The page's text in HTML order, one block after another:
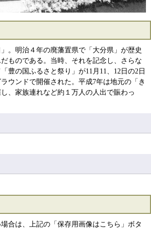
。明治４年の廃藩置県で「大分県」が歴史
ものである。当時、それを記念し、さらな
豊の国ふるさと祭り」が11月11、12日の2日
ウンドで開催された。平成7年は地元の「き
、家族連れなど約１万人の人出で賑わっ
合は、上記の「保存用画像はこちら」ボタ